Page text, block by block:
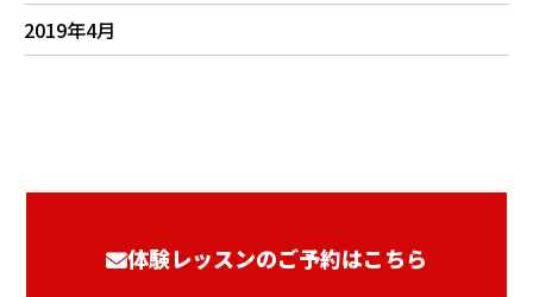
2019年4月
体験レッスンのご予約はこちら